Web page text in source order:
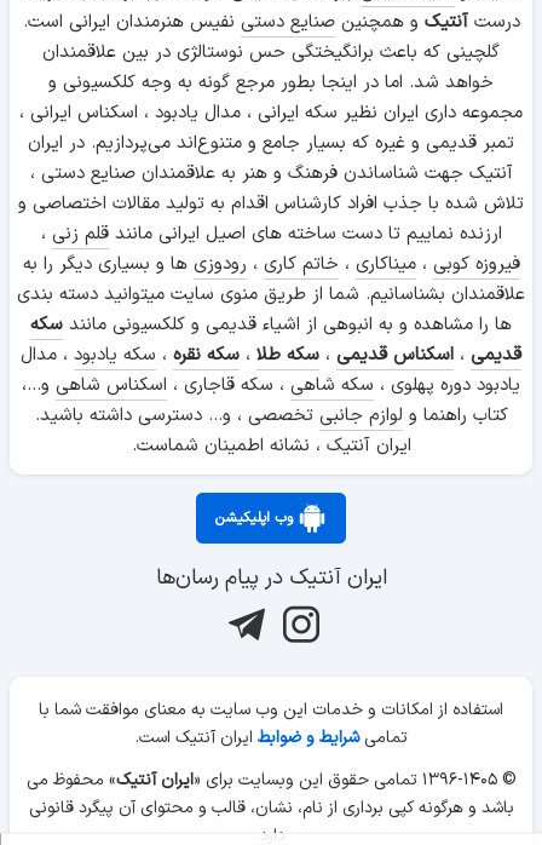
درستآنتیک و همچنینصنایع دستی نفیس هنرمندان ایرانی است.
گلچینی که باعث برانگیختگی حس نوستالژی در بین علاقمندان
خواهد شد. اما در اینجا بطور مرجع گونه به وجه کلکسیونی و
مجموعه داری ایران نظیر سکه ایرانی ، مدال یادبود ، اسکناس ایرانی ،
تمبر قدیمی و غیره که بسیار جامع و متنوع‌اند می‌پردازیم. در ایران
آنتیک جهت شناساندن فرهنگ و هنر به علاقمندان صنایع دستی ،
تلاش شده با جذب افراد کارشناس اقدام به تولید مقالات اختصاصی و
ارزنده نماییم تا دست ساخته های اصیل ایرانی مانندقلم زنی ،
فیروزه کوبی ،میناکاری ، خاتم کاری ، رودوزی ها و بسیاری دیگر را به
علاقمندان بشناسانیم. شما از طریق منوی سایت میتوانید دسته بندی
ها را مشاهده و به انبوهی از اشیاء قدیمی و کلکسیونی مانند سکه
قدیمی ، اسکناس قدیمی ، سکه طلا ، سکه نقره ، سکه یادبود ، مدال
یادبود دوره پهلوی ، سکه شاهی ، سکه قاجاری ، اسکناس شاهی و...،
کتاب راهنما و لوازم جانبی تخصصی ، و... دسترسی داشته باشید.
ایران آنتیک ، نشانه اطمینان شماست.
وب اپلیکیشن
ایران آنتیک در پیام رسان‌ها
استفاده از امکانات و خدمات این وب سایت به معنای موافقت شما با
تمامیشرایط و ضوابط ایران آنتیک است.
© ۱۳۹۶-۱۴۰۵ تمامی حقوق این وبسایت برای «
ایران آنتیک» محفوظ می
باشد و هرگونه کپی برداری از نام، نشان، قالب و محتوای آن پیگرد قانونی
دارد.